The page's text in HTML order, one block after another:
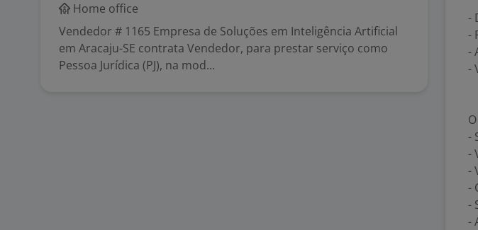
Home office
Vendedor # 1165 Empresa de Soluções em Inteligência Artificial
em Aracaju-SE contrata Vendedor, para prestar serviço como
Pessoa Jurídica (PJ), na mod...
-
-
-
-
-
-
-
-
-
-